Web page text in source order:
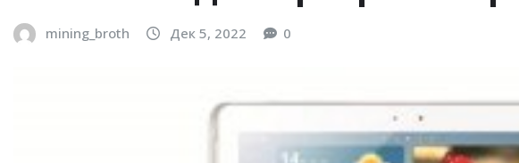
mining_broth Дек 5, 2022 0